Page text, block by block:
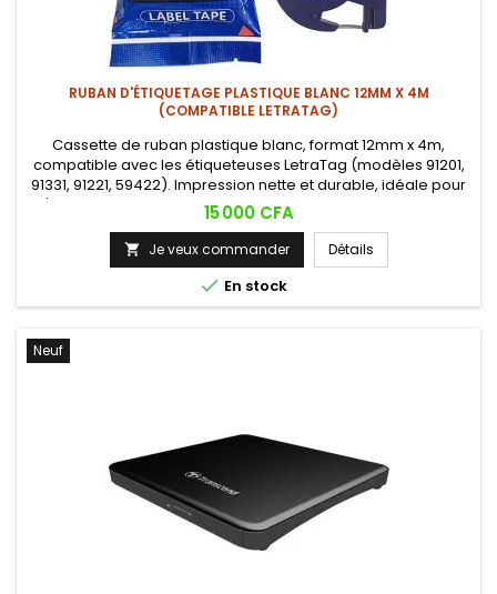
RUBAN D'ÉTIQUETAGE PLASTIQUE BLANC 12MM X 4M
(COMPATIBLE LETRATAG)
Cassette de ruban plastique blanc, format 12mm x 4m,
compatible avec les étiqueteuses LetraTag (modèles 91201,
91331, 91221, 59422). Impression nette et durable, idéale pour
l'étiquetage de dossiers, câbles, boîtes de rangement et
équipements de bureau.
Prix
15 000 CFA
 Je veux commander Détails
 En stock
Neuf